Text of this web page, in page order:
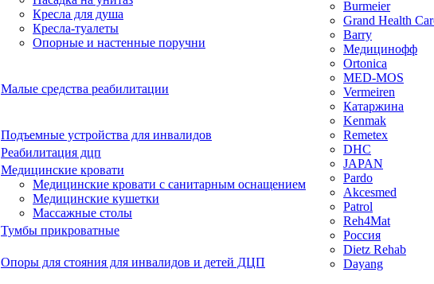
Кресла для душа
Кресла-туалеты
Опорные и настенные поручни
Малые средства реабилитации
Подъемные устройства для инвалидов
Реабилитация дцп
Медицинские кровати
Медицинские кровати с санитарным оснащением
Медицинские кушетки
Массажные столы
Тумбы прикроватные
Опоры для стояния для инвалидов и детей ДЦП
Burmeier
Grand Health
Barry
Медицинофф
Ortonica
MED-MOS
Vermeiren
Катаржина
Kenmak
Remetex
DHC
JAPAN
Pardo
Akcesmed
Patrol
Reh4Mat
Россия
Dietz Rehab
Dayang